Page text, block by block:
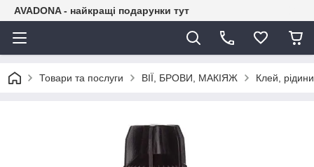
AVADONA - найкращі подарунки тут
Товари та послуги ВІЇ, БРОВИ, МАКІЯЖ Клей, рідини